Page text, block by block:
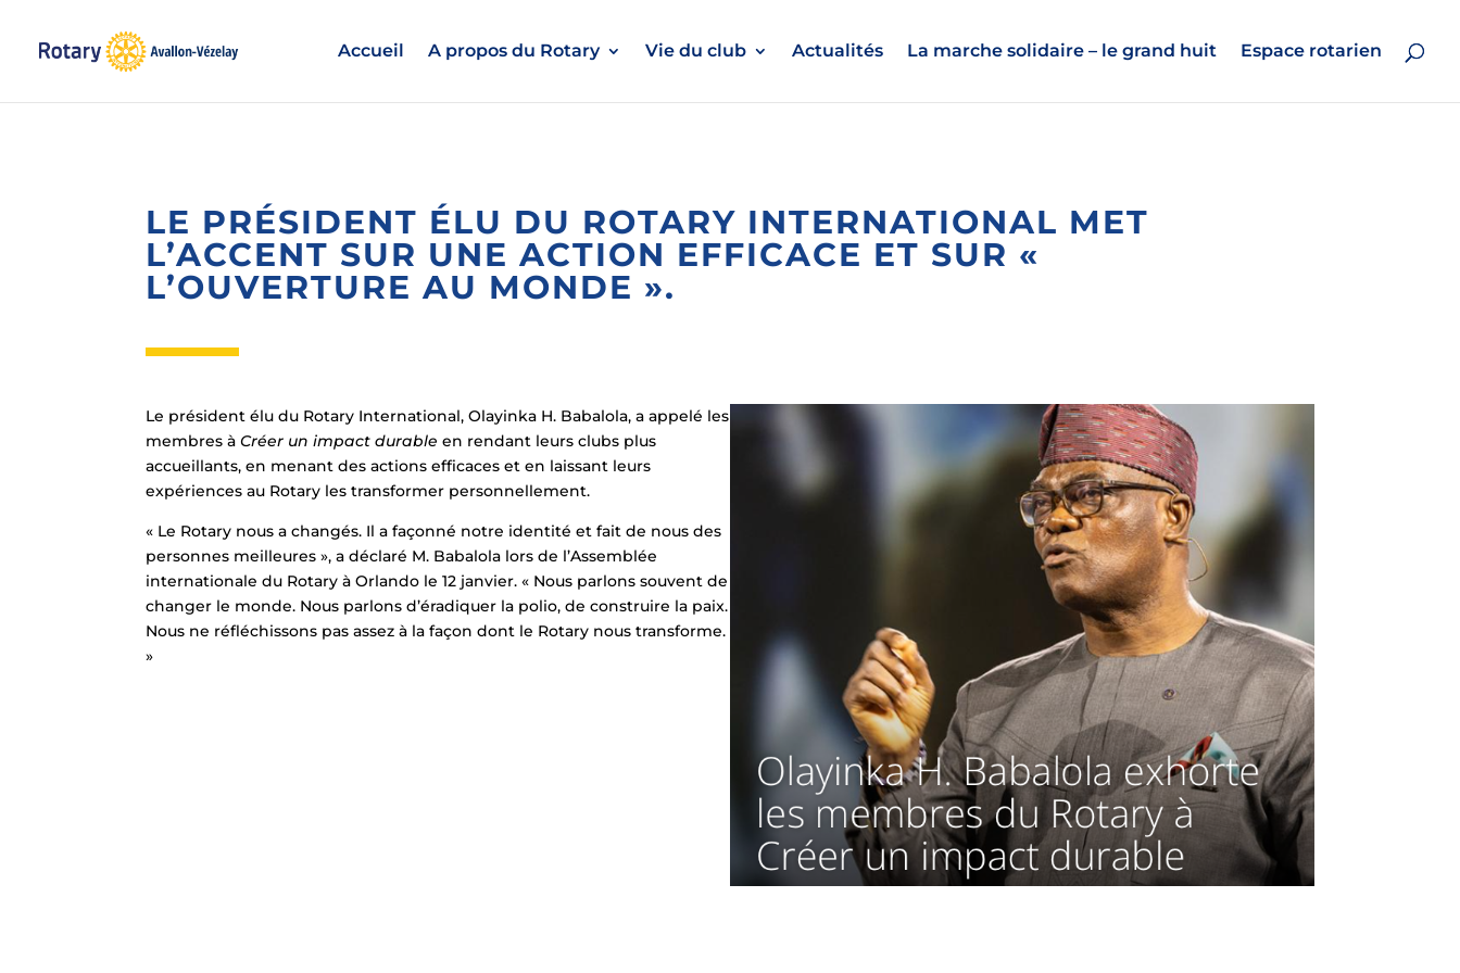
Accueil A propos du Rotary Vie du club Actualités La marche solidaire – le grand huit Espace rotarien
LE PRÉSIDENT ÉLU DU ROTARY INTERNATIONAL MET
L’ACCENT SUR UNE ACTION EFFICACE ET SUR «
L’OUVERTURE AU MONDE ».
Le président élu du Rotary International, Olayinka H. Babalola, a appelé les
membres àCréer un impact durable en rendant leurs clubs plus
accueillants, en menant des actions efficaces et en laissant leurs
expériences au Rotary les transformer personnellement.
« Le Rotary nous a changés. Il a façonné notre identité et fait de nous des
personnes meilleures », a déclaré M. Babalola lors de l’Assemblée
internationale du Rotary à Orlando le 12 janvier. « Nous parlons souvent de
changer le monde. Nous parlons d’éradiquer la polio, de construire la paix.
Nous ne réfléchissons pas assez à la façon dont le Rotary nous transforme.
»